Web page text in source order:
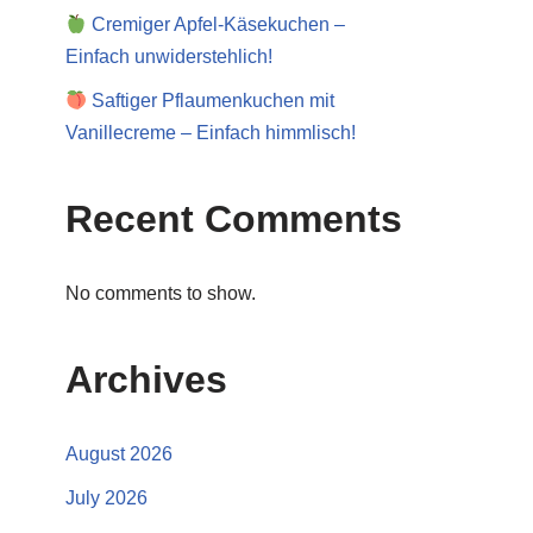
Cremiger Apfel-Käsekuchen –
Einfach unwiderstehlich!
Saftiger Pflaumenkuchen mit
Vanillecreme – Einfach himmlisch!
Recent Comments
No comments to show.
Archives
August 2026
July 2026